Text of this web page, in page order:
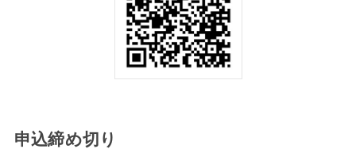
申込締め切り